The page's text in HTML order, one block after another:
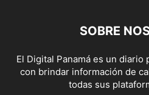
SOBRE
El Digital Panamá es un
con brindar información de
todas sus